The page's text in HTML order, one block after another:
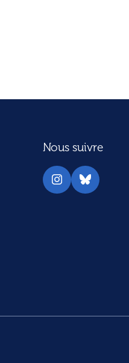
Nous suivre
Instagram
Bluesky